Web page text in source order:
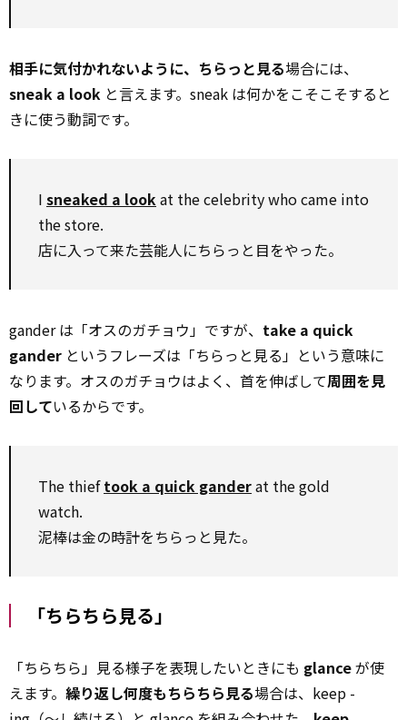
相手に気付かれないように、ちらっと見る場合には、
sneak a look と言えます。sneak は何かをこそこそすると
きに使う動詞です。
I sneaked a lookat the celebrity who came into
the store.
店に入って来た芸能人にちらっと目をやった。
gander は「オスのガチョウ」ですが、 take a quick
gander というフレーズは「ちらっと見る」という意味に
なります。オスのガチョウはよく、首を伸ばして周囲を見
回しているからです。
The thieftook a quick ganderat the gold
watch.
泥棒は金の時計をちらっと見た。
「ちらちら見る」
「ちらちら」見る様子を表現したいときにも glanceが使
えます。 繰り返し何度もちらちら見る場合は、keep -